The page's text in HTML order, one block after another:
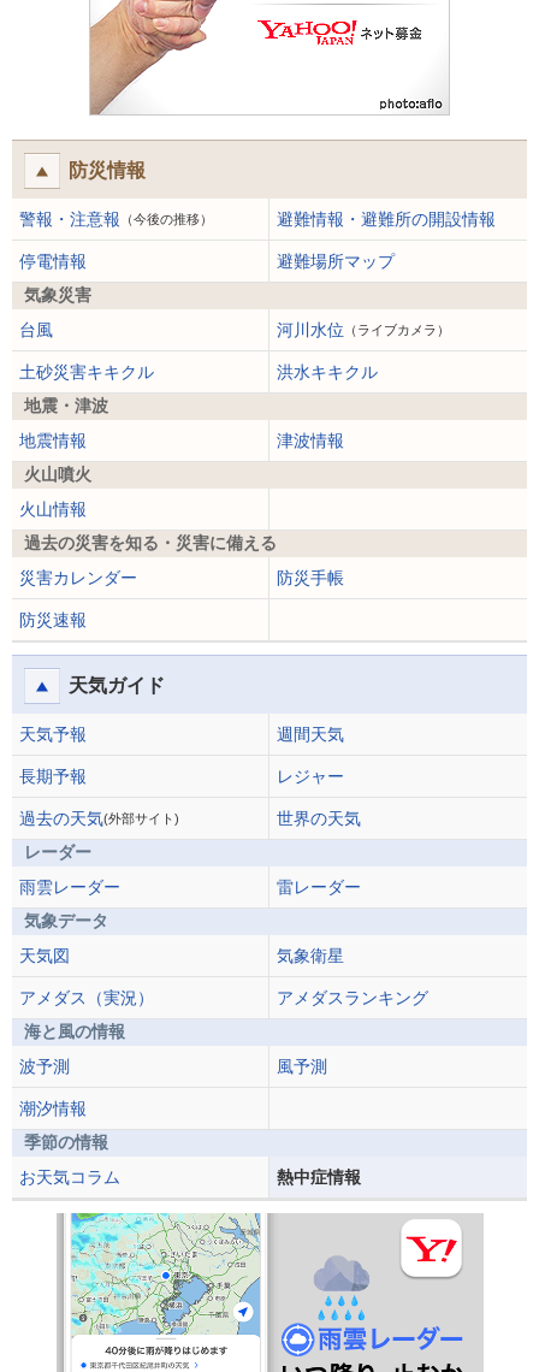
防災情報
警報・注意報 （今後の推移） 避難情報・避難所の開設情報
停電情報
避難場所マップ
気象災害
台風
河川水位 （ライブカメラ）
土砂災害キキクル
洪水キキクル
地震・津波
地震情報
津波情報
火山噴火
火山情報
過去の災害を知る・災害に備える
災害カレンダー
防災手帳
防災速報
天気ガイド
天気予報 週間天気
長期予報 レジャー
過去の天気(外部サイト)
世界の天気
レーダー
雨雲レーダー
雷レーダー
気象データ
天気図
気象衛星
アメダス（実況）
アメダスランキング
海と風の情報
波予測
風予測
潮汐情報
季節の情報
お天気コラム
熱中症情報